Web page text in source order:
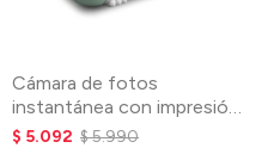
Cámara de fotos
instantánea con impresión
térmica - Verde
$ 5.092 $5.990